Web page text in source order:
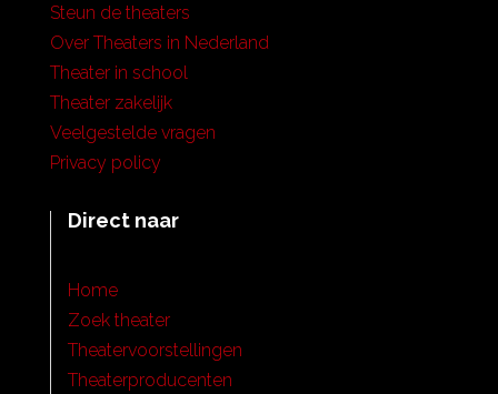
Steun de theaters
Over Theaters in Nederland
Theater in school
Theater zakelijk
Veelgestelde vragen
Privacy policy
Direct naar
Home
Zoek theater
Theatervoorstellingen
Theaterproducenten